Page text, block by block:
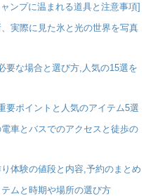
ンプに温まれる道具と注意事項]
実際に見た氷と光の世界を写真
要な場合と選び方,人気の15選を
要ポイントと人気のアイテム5選
車とバスでのアクセスと徒歩の
体験の値段と内容,予約のまとめ
ムと時期や場所の選び方